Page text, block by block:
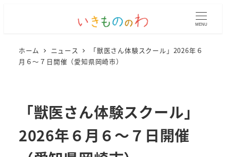
MENU
ホーム ニュース
「獣医さん体験スクール」2026年６
月６～７日開催（愛知県岡崎市）
「獣医さん体験スクール」
2026年６月６～７日開催